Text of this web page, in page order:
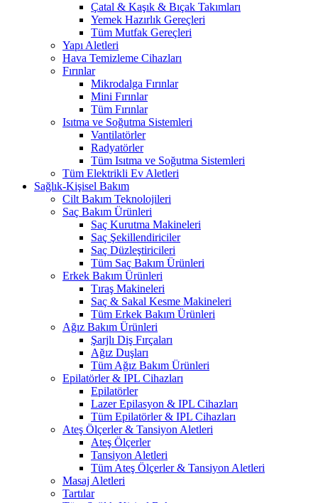
Çatal & Kaşık & Bıçak Takımları
Yemek Hazırlık Gereçleri
Tüm Mutfak Gereçleri
Yapı Aletleri
Hava Temizleme Cihazları
Fırınlar
Mikrodalga Fırınlar
Mini Fırınlar
Tüm Fırınlar
Isıtma ve Soğutma Sistemleri
Vantilatörler
Radyatörler
Tüm Isıtma ve Soğutma Sistemleri
Tüm Elektrikli Ev Aletleri
Sağlık-Kişisel Bakım
Cilt Bakım Teknolojileri
Saç Bakım Ürünleri
Saç Kurutma Makineleri
Saç Şekillendiriciler
Saç Düzleştiricileri
Tüm Saç Bakım Ürünleri
Erkek Bakım Ürünleri
Tıraş Makineleri
Saç & Sakal Kesme Makineleri
Tüm Erkek Bakım Ürünleri
Ağız Bakım Ürünleri
Şarjlı Diş Fırçaları
Ağız Duşları
Tüm Ağız Bakım Ürünleri
Epilatörler & IPL Cihazları
Epilatörler
Lazer Epilasyon & IPL Cihazları
Tüm Epilatörler & IPL Cihazları
Ateş Ölçerler & Tansiyon Aletleri
Ateş Ölçerler
Tansiyon Aletleri
Tüm Ateş Ölçerler & Tansiyon Aletleri
Masaj Aletleri
Tartılar